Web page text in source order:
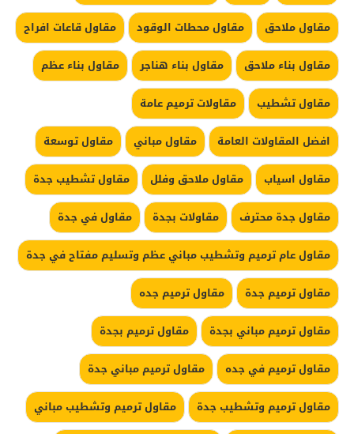
مقاول ملاحق
مقاول محطات الوقود
مقاول قاعات افراح
مقاول بناء ملاحق
مقاول بناء هناجر
مقاول بناء عظم
مقاول تشطيب
مقاولات ترميم عامة
افضل المقاولات العامة
مقاول مباني
مقاول توسعة
مقاول اسياب
مقاول ملاحق وفلل
مقاول تشطيب جدة
مقاول جدة محترف
مقاولات بجدة
مقاول في جدة
مقاول عام ترميم وتشطيب مباني عظم وتسليم مفتاح في جدة
مقاول ترميم جدة
مقاول ترميم جده
مقاول ترميم مباني بجدة
مقاول ترميم بجدة
مقاول ترميم في جده
مقاول ترميم مباني جدة
مقاول ترميم وتشطيب جدة
مقاول ترميم وتشطيب مباني